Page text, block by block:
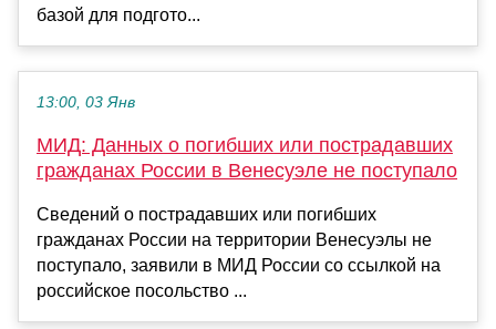
базой для подгото...
13:00, 03 Янв
МИД: Данных о погибших или пострадавших
гражданах России в Венесуэле не поступало
Сведений о пострадавших или погибших
гражданах России на территории Венесуэлы не
поступало, заявили в МИД России со ссылкой на
российское посольство ...